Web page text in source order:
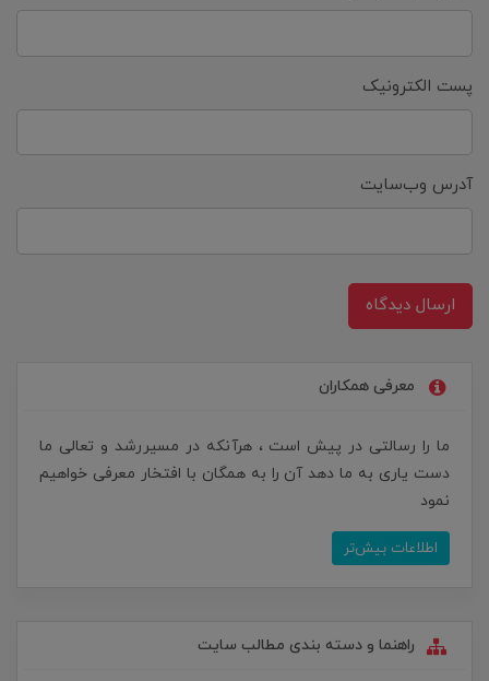
پست الکترونیک
آدرس وب‌سایت
ارسال دیدگاه
معرفی همکاران
ما را رسالتی در پیش است ، هرآنکه در مسیررشد و تعالی ما
دست یاری به ما دهد آن را به همگان با افتخار معرفی خواهیم
نمود
اطلاعات بیش‌تر
راهنما و دسته بندی مطالب سایت